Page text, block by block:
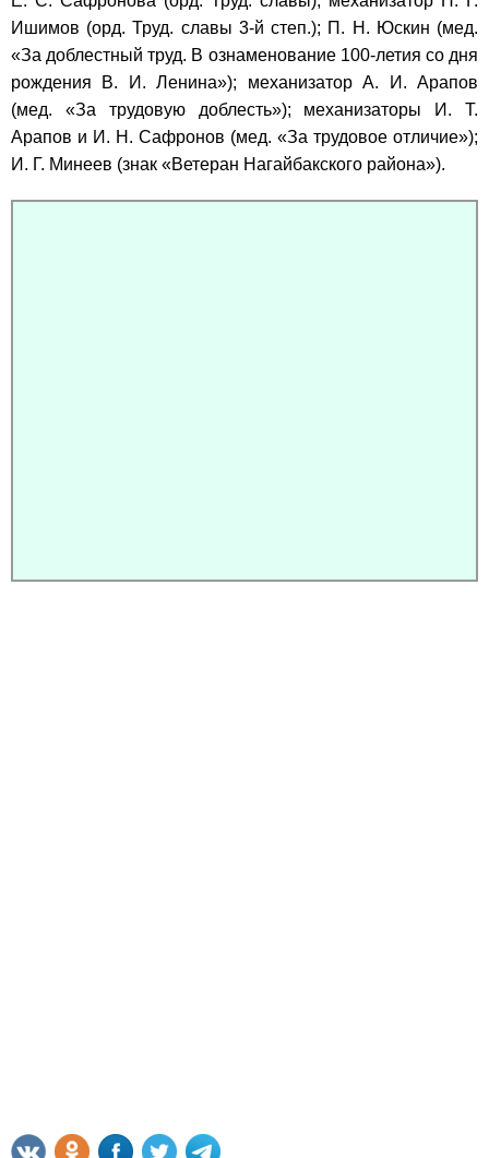
Ишимов (орд. Труд. славы 3-й степ.); П. Н. Юскин (мед.
«За доблестный труд. В ознаменование 100-летия со дня
рождения В. И. Ленина»); механизатор А. И. Арапов
(мед. «За трудовую доблесть»); механизаторы И. Т.
Арапов и И. Н. Сафронов (мед. «За трудовое отличие»);
И. Г. Минеев (знак «Ветеран Нагайбакского района»).